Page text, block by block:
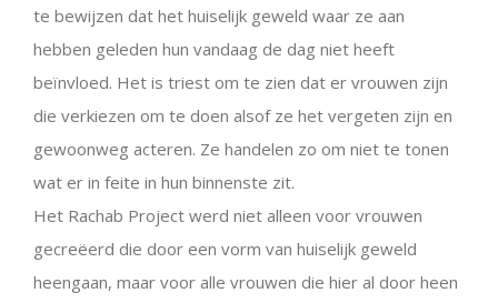
te bewijzen dat het huiselijk geweld waar ze aan
hebben geleden hun vandaag de dag niet heeft
beïnvloed. Het is triest om te zien dat er vrouwen zijn
die verkiezen om te doen alsof ze het vergeten zijn en
gewoonweg acteren. Ze handelen zo om niet te tonen
wat er in feite in hun binnenste zit.
Het Rachab Project werd niet alleen voor vrouwen
gecreëerd die door een vorm van huiselijk geweld
heengaan, maar voor alle vrouwen die hier al door heen